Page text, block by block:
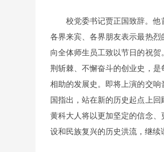
校党委书记贾正国致辞。他
各界来宾、各界朋友表示最热烈
向全体师生员工致以节日的祝
荆斩棘、不懈奋斗的创业史，
相助的发展史。即将上演的交
国指出，站在新的历史起点上
黄科大人将以更加坚定的信念
设和民族复兴的历史洪流，继续